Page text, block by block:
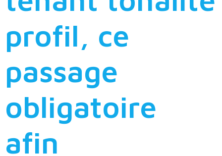
profil, ce
passage
obligatoire
afin